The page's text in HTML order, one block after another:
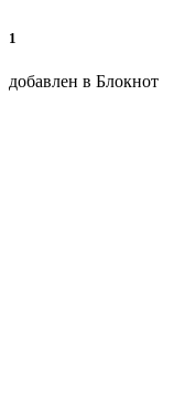
1
добавлен в Блокнот